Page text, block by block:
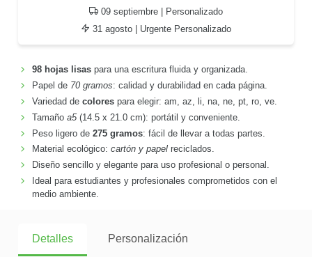
09 septiembre | Personalizado
31 agosto | Urgente Personalizado
98 hojas lisaspara una escritura fluida y organizada.
Papel de 70 gramos: calidad y durabilidad en cada página.
Variedad de colorespara elegir: am, az, li, na, ne, pt, ro, ve.
Tamaño a5(14.5 x 21.0 cm): portátil y conveniente.
Peso ligero de 275 gramos: fácil de llevar a todas partes.
Material ecológico: cartón y papelreciclados.
Diseño sencillo y elegante para uso profesional o personal.
Ideal para estudiantes y profesionales comprometidos con el
medio ambiente.
Detalles Personalización